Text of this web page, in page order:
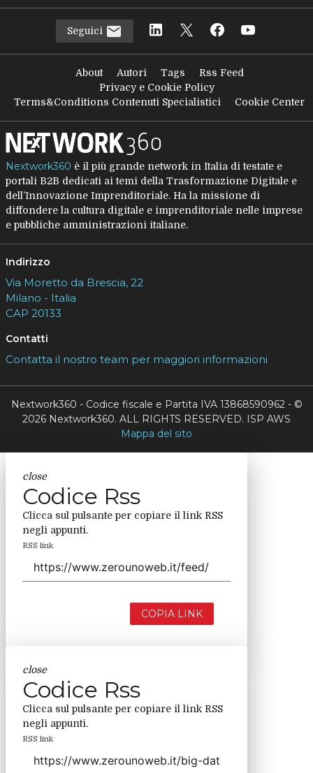
Seguici
About Autori Tags
Rss Feed
Privacy e Cookie Policy
Terms&Conditions Contenuti Specialistici
Cookie Center
Nextwork360 è il più grande network in Italia di testate e
portali B2B dedicati ai temi della Trasformazione Digitale e
dell’Innovazione Imprenditoriale. Ha la missione di
diffondere la cultura digitale e imprenditoriale nelle imprese
e pubbliche amministrazioni italiane.
Indirizzo
Via Moretto da Brescia, 22
Milano - Italia
CAP 20133
Contatti
Contatta il nostro team per maggiori informazioni
Nextwork360 - Codice fiscale e Partita IVA 13868590962 - ©
2026 Nextwork360. ALL RIGHTS RESERVED. ISP AWS
Mappa del sito
close
Codice Rss
Clicca sul pulsante per copiare il link RSS
negli appunti.
RSS link
COPIA LINK
close
Codice Rss
Clicca sul pulsante per copiare il link RSS
negli appunti.
RSS link